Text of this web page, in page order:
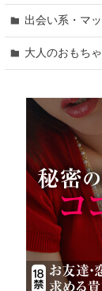
出会い系・マ
大人のおもちゃ